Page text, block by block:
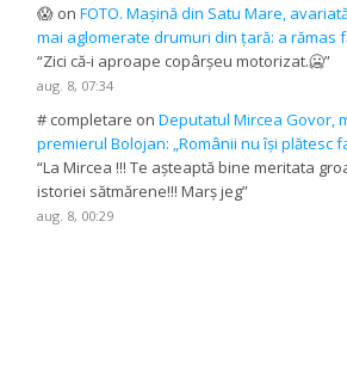
😱 onFOTO. Mașină din Satu Mare,
mai aglomerate drumuri din țară: a rămas
“Zici că-i aproape copârșeu motorizat.🥶”
aug. 8, 07:34
# completare onDeputatul Mircea Govor,
premierul Bolojan: „Românii nu își plătesc
“La Mircea !!! Te așteaptă bine meritata
istoriei sătmărene!!! Marș jeg”
aug. 8, 00:29